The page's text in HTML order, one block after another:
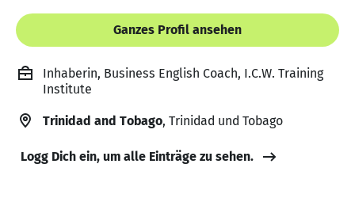
Ganzes Profil ansehen
Inhaberin, Business English Coach, I.C.W. Training
Institute
Trinidad and Tobago, Trinidad und Tobago
Logg Dich ein, um alle Einträge zu sehen.